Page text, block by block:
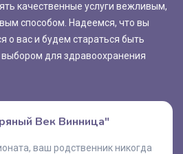
качественные услуги вежливым,
способом. Надеемся, что вы
о вас и будем стараться быть
для здравоохранения
Век Винница"
ваш родственник никогда